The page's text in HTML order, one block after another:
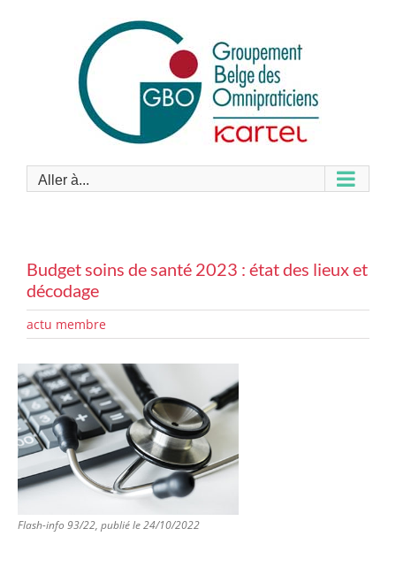
Aller à...
Budget soins de santé 2023 : état des lieux et
décodage
actu membre
Flash-info 93/22, publié le 24/10/2022